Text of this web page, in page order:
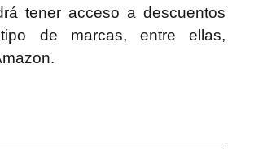
tener acceso a descuentos
de marcas, entre ellas,